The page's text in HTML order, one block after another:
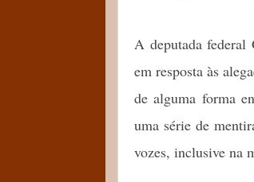
A deputada federal
em resposta às
de alguma forma
uma série de
vozes, inclusive na